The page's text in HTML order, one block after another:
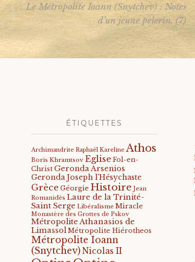
Le Métropolite Ioann (Snytchev) : Notes
d’un jeune pèlerin. (7)
ÉTIQUETTES
Archimandrite Raphaël Kareline Athos
Boris Khramtsov Eglise Fol-en-
Christ Geronda Arsenios
Geronda Joseph l'Hésychaste
Grèce Géorgie Histoire Jean
Romanidès Laure de la Trinité-
Saint Serge Libéralisme Miracle
Monastère des Grottes de Pskov
Métropolite Athanasios de
Limassol Métropolite Hiérotheos
Métropolite Ioann
(Snytchev) Nicolas II